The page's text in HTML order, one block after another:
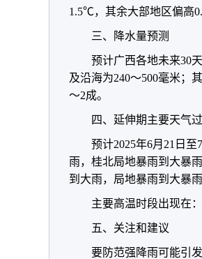
1.5℃，其余大部地区偏高
三、降水量预测
预计广西各地未来30
及沿海为240～500毫米；
～2成。
四、延伸期主要天气
预计2025年6月21日
雨，桂北局地暴雨到大暴
到大雨，局地暴雨到大暴
主要高温时段出现在
五、关注和建议
要防范强降雨可能引